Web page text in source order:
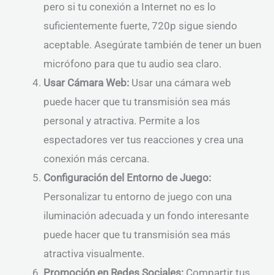
pero si tu conexión a Internet no es lo
suficientemente fuerte, 720p sigue siendo
aceptable. Asegúrate también de tener un buen
micrófono para que tu audio sea claro.
Usar Cámara Web: Usar una cámara web
puede hacer que tu transmisión sea más
personal y atractiva. Permite a los
espectadores ver tus reacciones y crea una
conexión más cercana.
Configuración del Entorno de Juego:
Personalizar tu entorno de juego con una
iluminación adecuada y un fondo interesante
puede hacer que tu transmisión sea más
atractiva visualmente.